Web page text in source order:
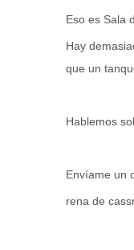
Eso es Sala
Hay
que un
Hablemos
Envíame un
rena de